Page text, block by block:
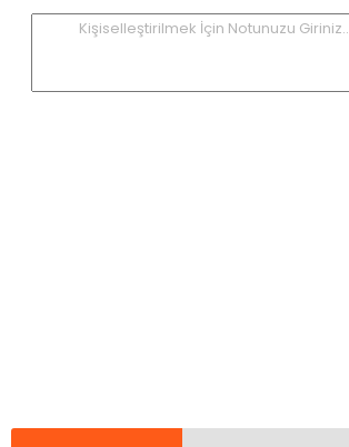
Kişiselleştirilmek İçin Notunuzu Giriniz..